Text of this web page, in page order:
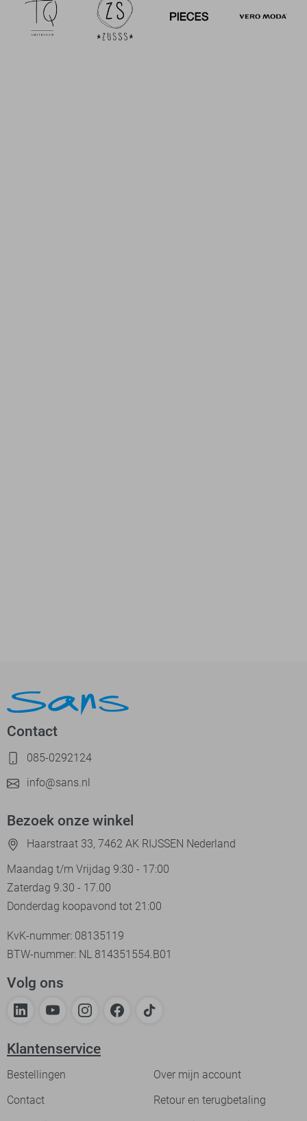
Contact
085-0292124
info@sans.nl
Bezoek onze winkel
Haarstraat 33, 7462 AK RIJSSEN Nederland
Maandag t/m Vrijdag 9:30 - 17:00
Zaterdag 9.30 - 17.00
Donderdag koopavond tot 21:00
KvK-nummer: 08135119
BTW-nummer: NL 814351554.B01
Volg ons
Klantenservice
Bestellingen
Over mijn account
Contact
Retour en terugbetaling